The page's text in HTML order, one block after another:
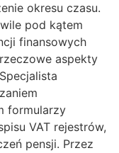
okresu czasu.
pod kątem
finansowych
aspekty
formularzy
VAT rejestrów,
pensji. Przez